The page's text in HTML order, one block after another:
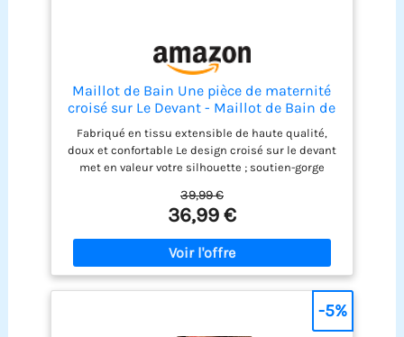
Maillot de Bain Une pièce de maternité
croisé sur Le Devant - Maillot de Bain de
Grossesse - Bikini de maternité Noir M
Fabriqué en tissu extensible de haute qualité,
doux et confortable Le design croisé sur le devant
met en valeur votre silhouette ; soutien-gorge
flatteur Côtés froncés pour flatter votre ventre de
bébé en pleine croissance Convient pour vos
vacances, plage, piscine, sports nautiques, etc.
Suggestion de lavage : nettoyage à sec ou lavage à
la main à froid, ne pas blanchir, suspendre pour
sécher, repasser à basse température
39,99 €
36,99 €
-5%